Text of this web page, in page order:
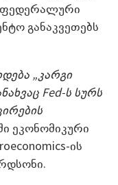
ფედერალური
განაკვეთებს
„კარგი
ნახვაც Fed-ს სურს
ეკონომიკური
ის